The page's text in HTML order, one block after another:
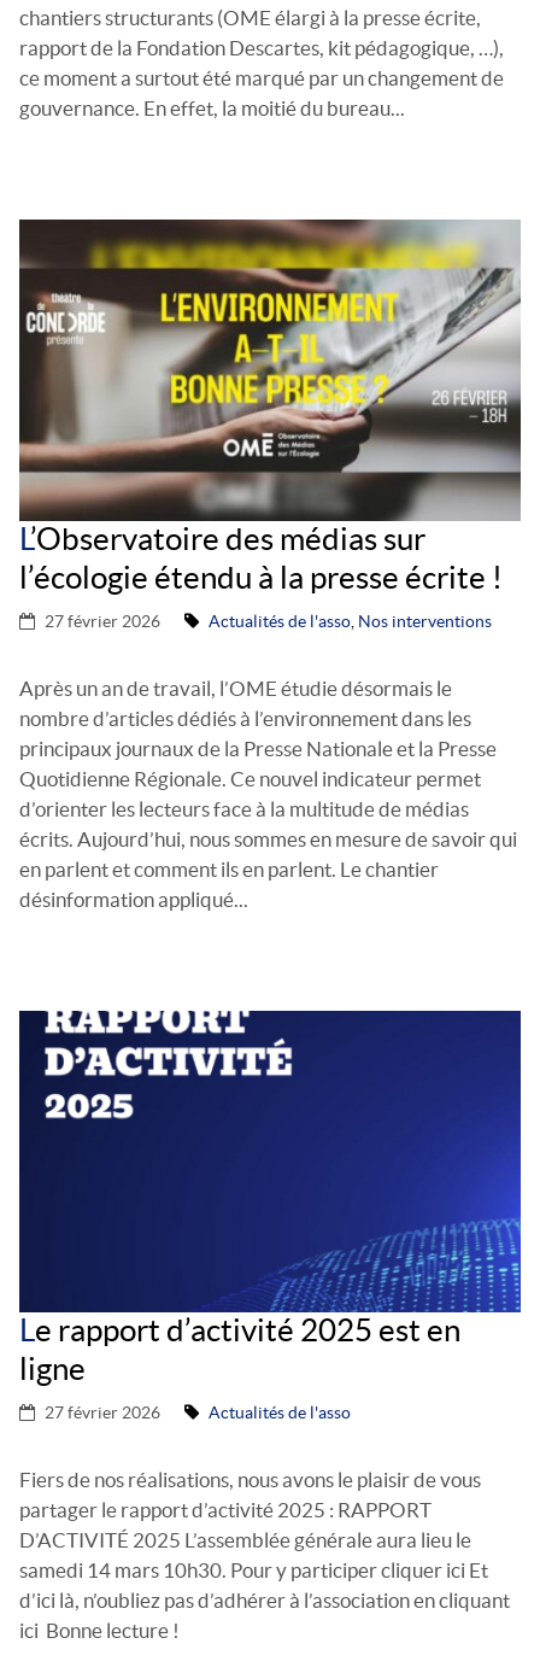
chantiers structurants (OME élargi à la presse écrite,
rapport de la Fondation Descartes, kit pédagogique, …),
ce moment a surtout été marqué par un changement de
gouvernance. En effet, la moitié du bureau...
L’Observatoire des médias sur
l’écologie étendu à la presse écrite !
27 février 2026 Actualités de l'asso Nos interventions
Après un an de travail, l’OME étudie désormais le
nombre d’articles dédiés à l’environnement dans les
principaux journaux de la Presse Nationale et la Presse
Quotidienne Régionale. Ce nouvel indicateur permet
d’orienter les lecteurs face à la multitude de médias
écrits. Aujourd’hui, nous sommes en mesure de savoir qui
en parlent et comment ils en parlent. Le chantier
désinformation appliqué...
Le rapport d’activité 2025 est en
ligne
27 février 2026 Actualités de l'asso
Fiers de nos réalisations, nous avons le plaisir de vous
partager le rapport d’activité 2025 : RAPPORT
D’ACTIVITÉ 2025 L’assemblée générale aura lieu le
samedi 14 mars 10h30. Pour y participer cliquer ici Et
d’ici là, n’oubliez pas d’adhérer à l’association en cliquant
ici Bonne lecture !